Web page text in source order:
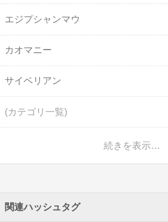
エジプシャンマウ
カオマニー
サイベリアン
(カテゴリ一覧)
続きを表示…
関連ハッシュタグ